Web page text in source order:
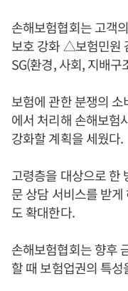
손해보험협회는 고객
보호 강화 △보험민원
SG(환경, 사회, 지배
보험에 관한 분쟁의
에서 처리해 손해보험
강화할 계획을 세웠다.
고령층을 대상으로 한
문 상담 서비스를 받
도 확대한다.
손해보험협회는 향후
할 때 보험업권의 특